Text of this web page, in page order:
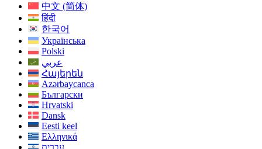
中文 (简体)
हिंदी
한국어
Українська
Polski
عربي
Հայերեն
Azərbaycanca
Български
Hrvatski
Dansk
Eesti keel
Ελληνικά
עִברִית